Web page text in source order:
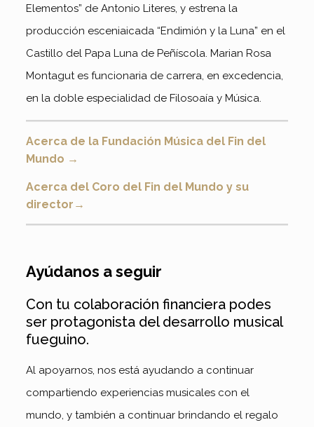
Elementos” de Antonio Literes, y estrena la
producción esceniaicada “Endimión y la Luna” en el
Castillo del Papa Luna de Peñíscola. Marian Rosa
Montagut es funcionaria de carrera, en excedencia,
en la doble especialidad de Filosoaía y Música.
Acerca de la Fundación Música del Fin del
Mundo →
Acerca del Coro del Fin del Mundo y su
director→
Ayúdanos a seguir
Con tu colaboración financiera podes
ser protagonista del desarrollo musical
fueguino.
Al apoyarnos, nos está ayudando a continuar
compartiendo experiencias musicales con el
mundo, y también a continuar brindando el regalo